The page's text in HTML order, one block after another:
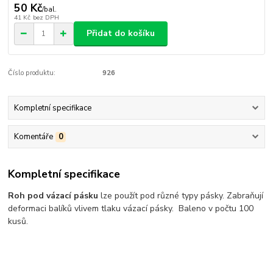
50 Kč/bal.
41 Kč bez DPH
Přidat do košíku
Číslo produktu: 926
Kompletní specifikace
Komentáře 0
Kompletní specifikace
Roh pod vázací pásku lze použít pod různé typy pásky. Zabraňují
deformaci balíků vlivem tlaku vázací pásky. Baleno v počtu 100
kusů.